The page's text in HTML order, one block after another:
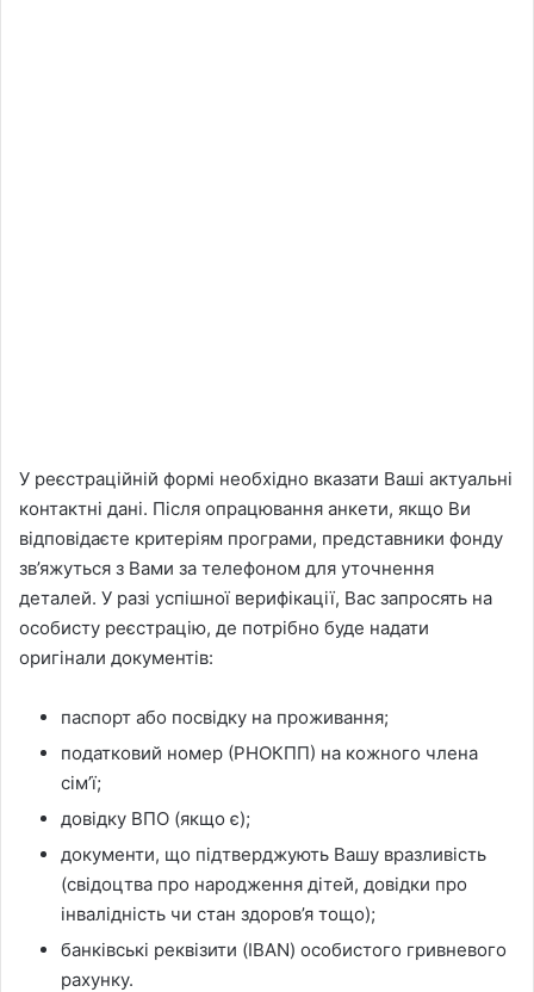
У реєстраційній формі необхідно вказати Ваші актуальні
контактні дані. Після опрацювання анкети, якщо Ви
відповідаєте критеріям програми, представники фонду
зв’яжуться з Вами за телефоном для уточнення
деталей. У разі успішної верифікації, Вас запросять на
особисту реєстрацію, де потрібно буде надати
оригінали документів:
паспорт або посвідку на проживання;
податковий номер (РНОКПП) на кожного члена
сім’ї;
довідку ВПО (якщо є);
документи, що підтверджують Вашу вразливість
(свідоцтва про народження дітей, довідки про
інвалідність чи стан здоров’я тощо);
банківські реквізити (IBAN) особистого гривневого
рахунку.